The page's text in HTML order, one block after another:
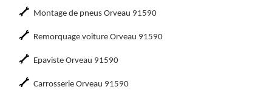
Montage de pneus Orveau 91590
Remorquage voiture Orveau 91590
Epaviste Orveau 91590
Carrosserie Orveau 91590